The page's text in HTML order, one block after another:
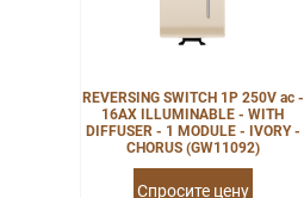
REVERSING SWITCH 1P 250V ac -
16AX ILLUMINABLE - WITH
DIFFUSER - 1 MODULE - IVORY -
CHORUS (GW11092)
Спросите цену